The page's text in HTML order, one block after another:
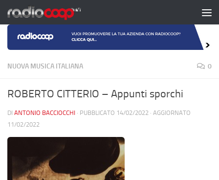
Salta al contenuto
NUOVA MUSICA ITALIANA 0
ROBERTO CITTERIO – Appunti sporchi
DI ANTONIO BACCIOCCHI · PUBBLICATO 14/02/2022 · AGGIORNATO
11/02/2022